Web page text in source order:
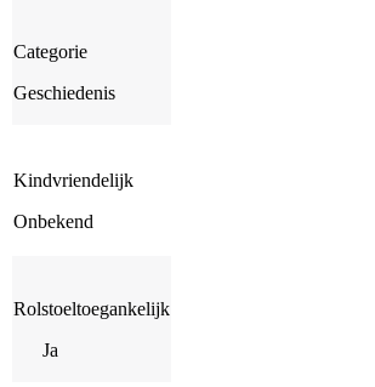
Categorie
Geschiedenis
Kindvriendelijk
Onbekend
Rolstoeltoegankelijk
Ja